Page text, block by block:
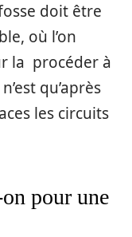
doit être
où l’on
la procéder à
qu’après
les circuits
pour une